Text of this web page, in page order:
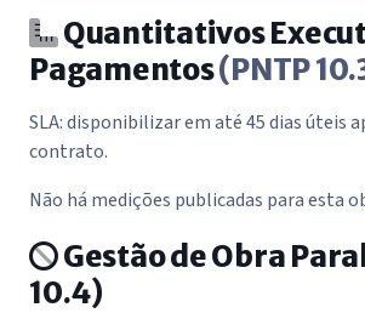
Quantitativos
Pagamentos(PNTP
SLA: disponibilizar em até 45 dias úteis
contrato.
Não há medições publicadas para esta
Gestão de Obra
10.4)